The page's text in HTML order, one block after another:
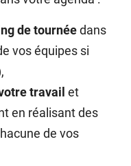
de tournéedans
vos équipes si
travail et
en réalisant des
de vos